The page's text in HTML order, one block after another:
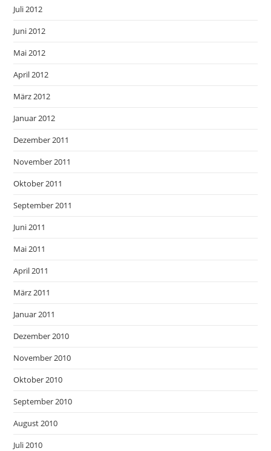
Juli 2012
Juni 2012
Mai 2012
April 2012
März 2012
Januar 2012
Dezember 2011
November 2011
Oktober 2011
September 2011
Juni 2011
Mai 2011
April 2011
März 2011
Januar 2011
Dezember 2010
November 2010
Oktober 2010
September 2010
August 2010
Juli 2010